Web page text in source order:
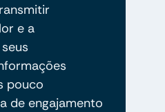
e a
pouco
de engajamento